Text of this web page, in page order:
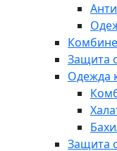
Защита
Одежда
Защита